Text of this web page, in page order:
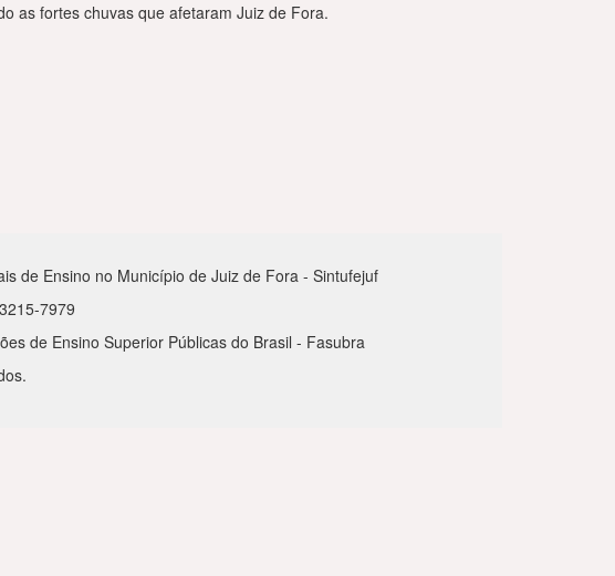
as fortes chuvas que afetaram Juiz de Fora.
de Ensino no Município de Juiz de Fora - Sintufejuf
7979
de Ensino Superior Públicas do Brasil - Fasubra